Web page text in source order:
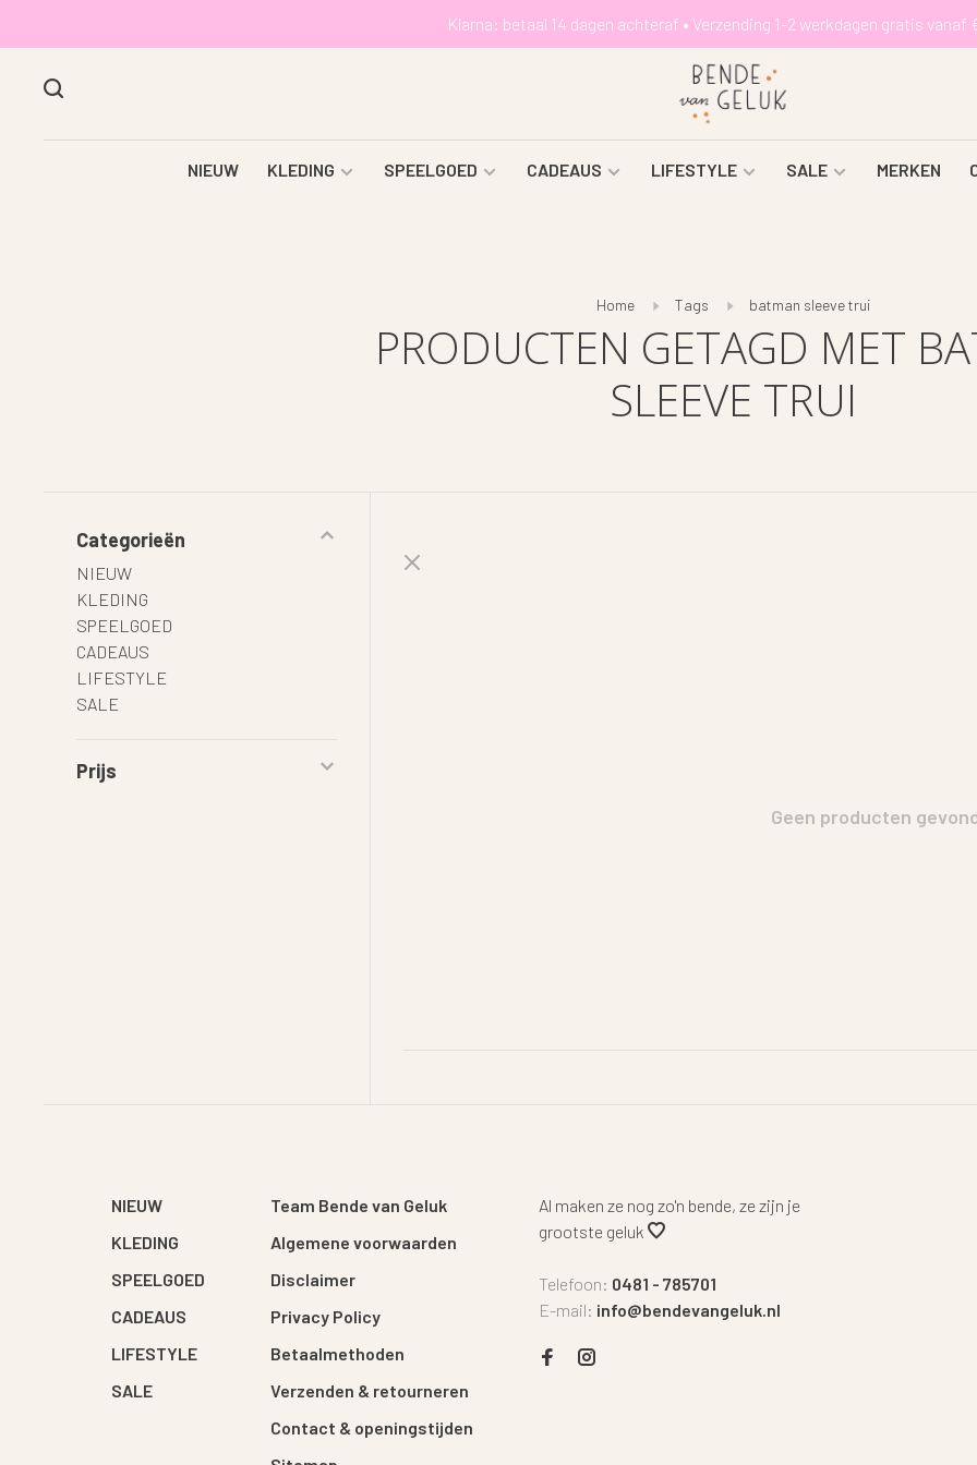
Klarna: betaal 14 dagen achteraf • Verzending 1-2 werkdagen gratis vanaf
NIEUW KLEDING SPEELGOED CADEAUS LIFESTYLE SALE MERKEN
Home Tags batman sleeve trui
PRODUCTEN GETAGD MET
SLEEVE TRUI
Categorieën
NIEUW
KLEDING
SPEELGOED
CADEAUS
LIFESTYLE
SALE
Prijs
Geen producten
NIEUW
KLEDING
SPEELGOED
CADEAUS
LIFESTYLE
SALE
Team Bende van Geluk
Algemene voorwaarden
Disclaimer
Privacy Policy
Betaalmethoden
Verzenden & retourneren
Contact & openingstijden
Al maken ze nog zo'n bende, ze zijn je
grootste geluk
Telefoon: 0481 - 785701
E-mail: info@bendevangeluk.nl